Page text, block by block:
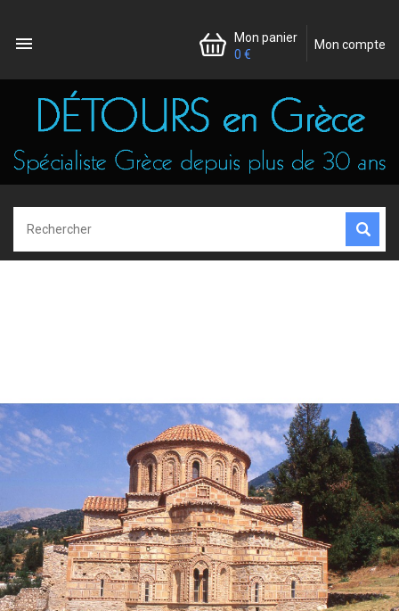
 Mon compte
Mon panier
0 €